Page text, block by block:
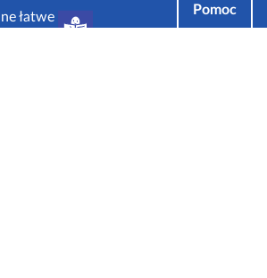
Pomoc
łatwe